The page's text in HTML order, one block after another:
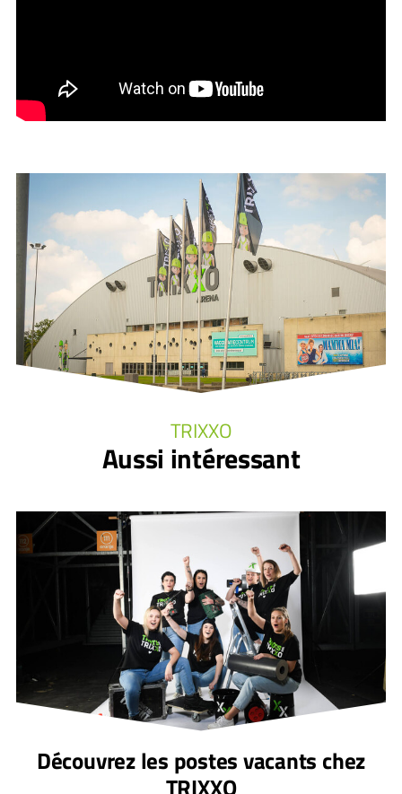
TRIXXO
Aussi intéressant
Découvrez les postes vacants chez